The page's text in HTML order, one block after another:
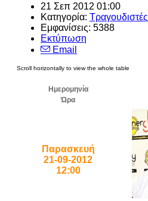
21 Σεπ 2012 01:00
Κατηγορία: Τραγουδιστές
Εμφανίσεις: 5388
Εκτύπωση
Email
Ημερομηνία
Ώρα
Παρασκευή
21-09-2012
12:00